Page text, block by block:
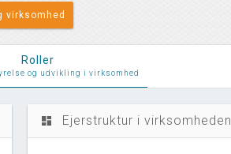
virksomhed
Roller
og udvikling i virksomhed
dashboard Ejerstruktur i virksomheden